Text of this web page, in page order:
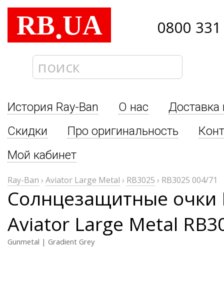
RB.UA 0800
История Ray-Ban О нас
Доставка
Скидки
Про оригинальность
Мой кабинет
Ray-Ban › Aviator Large Metal › RB3025 › RB3025 004/71
Солнцезащитные очки
Aviator Large Metal
Gunmetal | Gradient Grey